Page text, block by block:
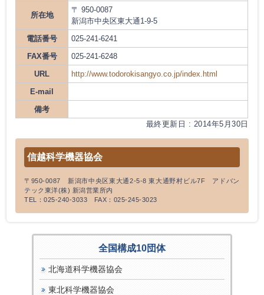
所在地
〒 950-0087
新潟市中央区東大通1-9-5
電話番号
025-241-6241
FAX番号
025-241-6248
URL
http://www.todorokisangyo.co.jp/index.html
E-mail
備考
最終更新日 : 2014年5月30日
信越科学機器協会
〒950-0087 新潟市中央区東大通2-5-8 東大通野村ビル7F アドバン
テック東洋(株) 新潟営業所内
TEL：025-240-3033 FAX：025-245-3023
全国構成10団体
北海道科学機器協会
東北科学機器協会